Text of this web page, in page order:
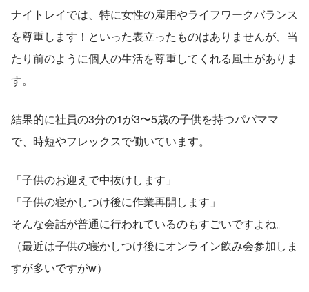
ナイトレイでは、特に女性の雇用やライフワークバランス
を尊重します！といった表立ったものはありませんが、当
たり前のように個人の生活を尊重してくれる風土がありま
す。
結果的に社員の3分の1が3〜5歳の子供を持つパパママ
で、時短やフレックスで働いています。
「子供のお迎えで中抜けします」
「子供の寝かしつけ後に作業再開します」
そんな会話が普通に行われているのもすごいですよね。
（最近は子供の寝かしつけ後にオンライン飲み会参加しま
すが多いですがw）